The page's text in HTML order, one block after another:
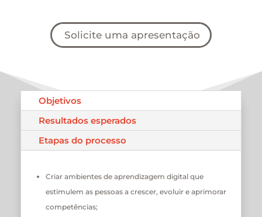
Solicite uma apresentação
Objetivos
Resultados esperados
Etapas do processo
Criar ambientes de aprendizagem digital que
estimulem as pessoas a crescer, evoluir e aprimorar
competências;